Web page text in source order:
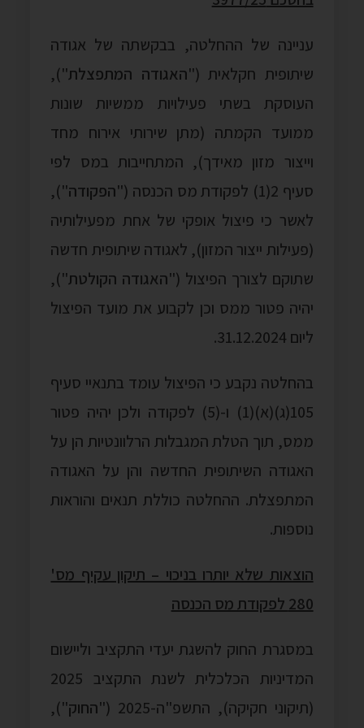
עניינה של ההחלטה, בבקשתה של אגודה
שיתופית חקלאית ("האגודה המתפצלת"),
העוסקת בשתי פעילויות ממשיות שונות
ממועד הקמתה (מתן שירותי אירוח מחד
וייצור מזון מאידך), המתחייבות במס לפי
סעיף 2(1) לפקודת מס הכנסה ("
הפקודה"),
לאשר כי פיצול אופקי של אחת מפעילותיה
(פעילות ייצור המזון), לאגודה שיתופית חדשה
שתוקם לצורך הפיצול ("האגודה הקולטת"),
יהיה פטור ממס וכן לקבוע את מועד הפיצול
ליום 31.12.2024.
בהחלטה נקבע כי הפיצול עומד בתנאיי סעיף
105(ג)(א)(1) ו-(5) לפקודה ולכן יהיה פטור
ממס, תוך הטלת המגבלות הרלוונטיות הן על
האגודה השיתופית החדשה והן על האגודה
המתפצלת. ההחלטה כוללת תנאים והוראות
נוספות.
הוצאות שלא יותרו בניכוי – תיקון עקיף מס'
280 לפקודת מס הכנסה
במסגרת החוק להשגת יעדי התקציב וליישום
המדיניות הכלכלית לשנת התקציב 2025
(תיקוני חקיקה), התשפ"ה-2025 ("
החוק"),